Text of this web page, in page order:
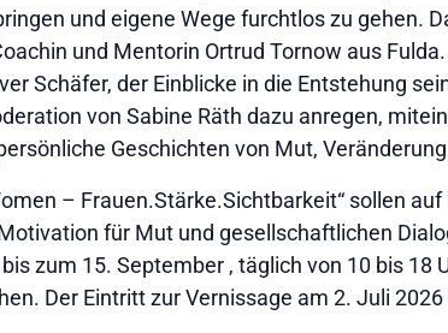
und eigene Wege furchtlos zu gehen.
und Mentorin Ortrud Tornow aus
Schäfer, der Einblicke in die Entstehung
von Sabine Räth dazu anregen,
Geschichten von Mut,
– Frauen.Stärke.Sichtbarkeit“ sollen
für Mut und gesellschaftlichen
zum 15. September , täglich von 10 bis 18
Der Eintritt zur Vernissage am 2. Juli